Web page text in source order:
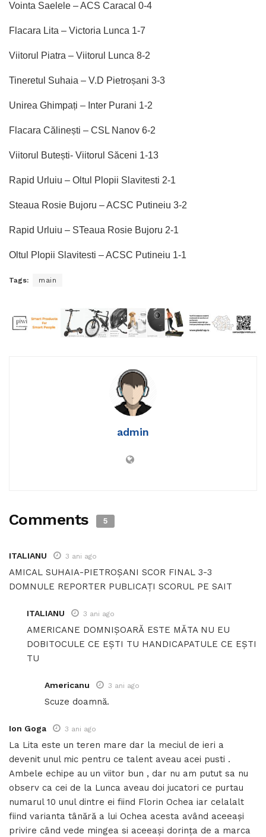
Vointa Saelele – ACS Caracal 0-4
Flacara Lita – Victoria Lunca 1-7
Viitorul Piatra – Viitorul Lunca 8-2
Tineretul Suhaia – V.D Pietroșani 3-3
Unirea Ghimpați – Inter Purani 1-2
Flacara Călinești – CSL Nanov 6-2
Viitorul Butești- Viitorul Săceni 1-13
Rapid Urluiu – Oltul Plopii Slavitesti 2-1
Steaua Rosie Bujoru – ACSC Putineiu 3-2
Rapid Urluiu – STeaua Rosie Bujoru 2-1
Oltul Plopii Slavitesti – ACSC Putineiu 1-1
Tags: main
admin
Comments 5
ITALIANU 3 ani ago
AMICAL SUHAIA-PIETROȘANI SCOR FINAL 3-3
DOMNULE REPORTER PUBLICAȚI SCORUL PE SAIT
ITALIANU 3 ani ago
AMERICANE DOMNIȘOARĂ ESTE MĂTA NU EU
DOBITOCULE CE EȘTI TU HANDICAPATULE CE EȘTI
TU
Americanu 3 ani ago
Scuze doamnă.
Ion Goga 3 ani ago
La Lita este un teren mare dar la meciul de ieri a
devenit unul mic pentru ce talent aveau acei pusti .
Ambele echipe au un viitor bun , dar nu am putut sa nu
observ ca cei de la Lunca aveau doi jucatori ce purtau
numarul 10 unul dintre ei fiind Florin Ochea iar celalalt
fiind varianta tânără a lui Ochea acesta având aceeași
privire când vede mingea si aceeași dorința de a marca